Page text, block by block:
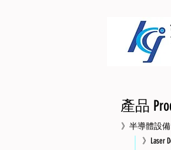
產品
》半導體設備
》Laser